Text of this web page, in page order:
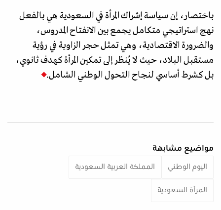
باختصار، إن سياسة إشراك المرأة في السعودية هي بالفعل
نهج استراتيجي متكامل يجمع بين الانفتاح المدروس،
والضرورة الاقتصادية، وهي تمثل حجر الزاوية في رؤية
مستقبل البلاد، حيث لا يُنظر إلى تمكين المرأة كهدف ثانوي،
بل كشرط أساسي لنجاح التحول الوطني الشامل.
مواضيع مشابهة
اليوم الوطني المملكة العربية السعودية
المرأة السعودية